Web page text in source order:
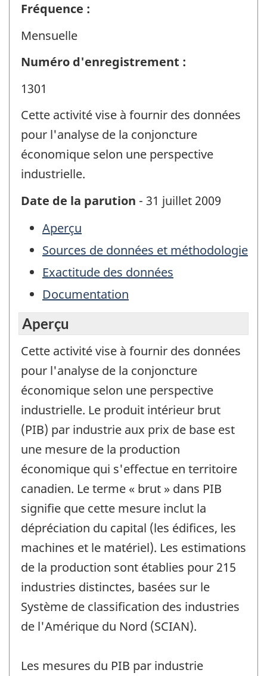
Fréquence :
Mensuelle
Numéro d'enregistrement :
1301
Cette activité vise à fournir des données
pour l'analyse de la conjoncture
économique selon une perspective
industrielle.
Date de la parution - 31 juillet 2009
Aperçu
Sources de données et méthodologie
Exactitude des données
Documentation
Aperçu
Cette activité vise à fournir des données
pour l'analyse de la conjoncture
économique selon une perspective
industrielle. Le produit intérieur brut
(PIB) par industrie aux prix de base est
une mesure de la production
économique qui s'effectue en territoire
canadien. Le terme « brut » dans PIB
signifie que cette mesure inclut la
dépréciation du capital (les édifices, les
machines et le matériel). Les estimations
de la production sont établies pour 215
industries distinctes, basées sur le
Système de classification des industries
de l'Amérique du Nord (SCIAN).
Les mesures du PIB par industrie